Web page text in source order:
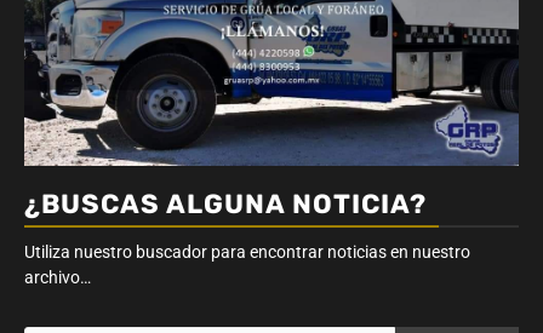
¿BUSCAS ALGUNA NOTICIA?
Utiliza nuestro buscador para encontrar noticias en nuestro
archivo…